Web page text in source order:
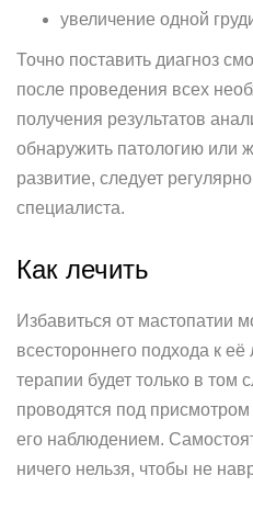
увеличение одной
Точно поставить диагноз
после проведения всех
получения результатов
обнаружить патологию или
развитие, следует
специалиста.
Как лечить
Избавиться от мастопатии
всестороннего подхода к
терапии будет только в том
проводятся под
его наблюдением.
ничего нельзя, чтобы не